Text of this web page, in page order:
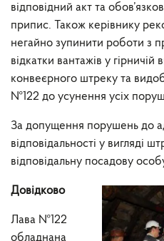
відповідний акт та
припис. Також керівнику
негайно зупинити роботи з
відкатки вантажів у гірничій
конвеєрного штреку та
№122 до усунення усіх
За допущення порушень до
відповідальності у вигляді
відповідальну посадову
Довідково
Лава №122
обладнана